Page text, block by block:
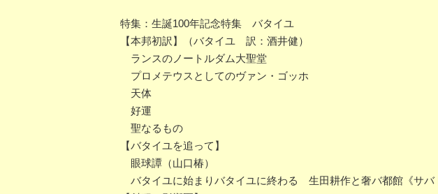
特集：生誕100年記念特集 バタイユ
【本邦初訳】（バタイユ 訳：酒井健）
ランスのノートルダム大聖堂
プロメテウスとしてのヴァン・ゴッホ
天体
好運
聖なるもの
【バタイユを追って】
眼球譚（山口椿）
バタイユに始まりバタイユに終わる 生田耕作と奢バ都館《サバ